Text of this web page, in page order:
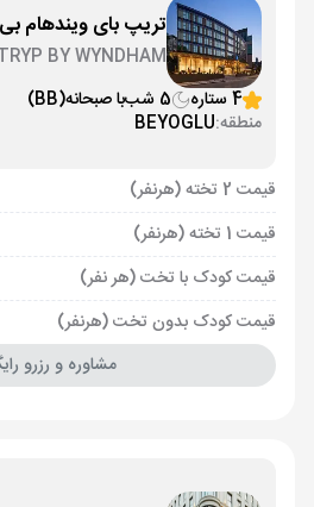
تریپ بای ویندهام
BY WYNDHAM
4 ستاره
5 شب با صبحانه(BB)
منطقه:BEYOGLU
قیمت 2 تخته (هرنفر)
قیمت 1 تخته (هرنفر)
قیمت کودک با تخت (هر نفر)
قیمت کودک بدون تخت (هرنفر)
مشاوره و رزرو